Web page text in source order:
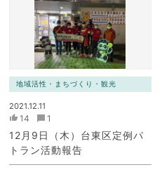
地域活性・まちづくり・観光
2021.12.11
14 1
12月9日（木）台東区定例パ
トラン活動報告